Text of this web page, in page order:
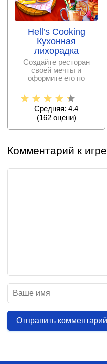
Hell’s Cooking
Кухонная
лихорадка
Создайте ресторан
своей мечты и
оформите его по
После чего
Средняя: 4.4
(162оцени)
Комментарий к игре
Отправить комментарий